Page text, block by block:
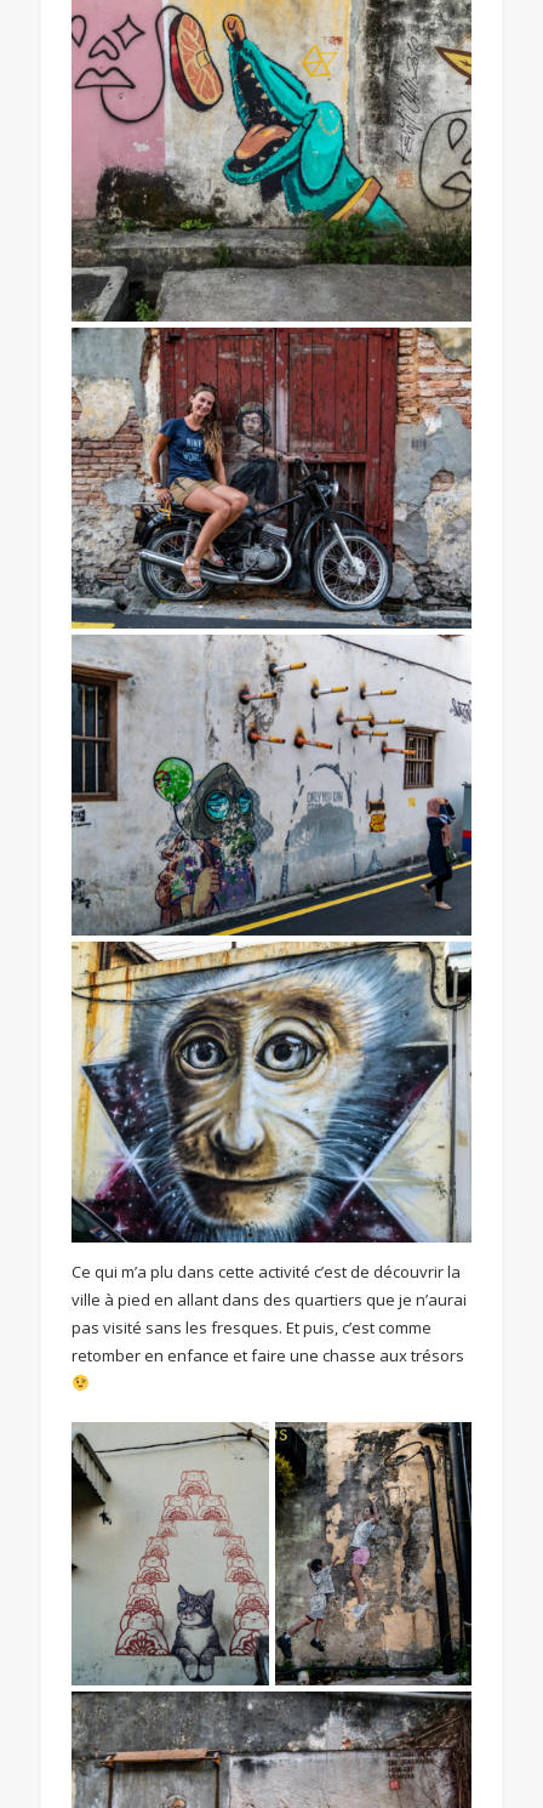
Ce qui m’a plu dans cette activité c’est de découvrir la
ville à pied en allant dans des quartiers que je n’aurai
pas visité sans les fresques. Et puis, c’est comme
retomber en enfance et faire une chasse aux trésors